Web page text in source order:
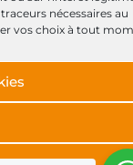
nécessaires au
vos choix à tout